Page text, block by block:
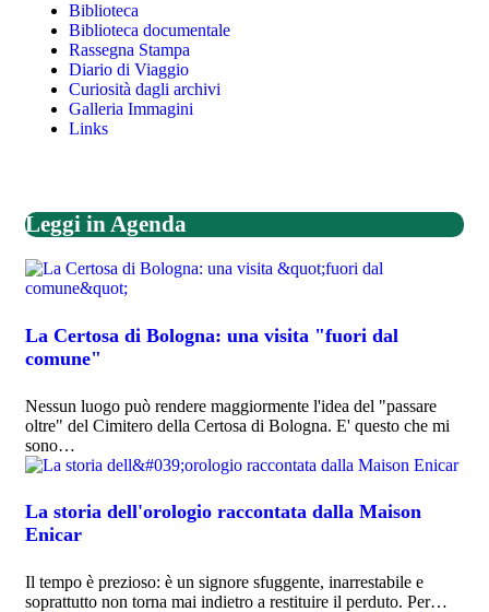
Biblioteca
Biblioteca documentale
Rassegna Stampa
Diario di Viaggio
Curiosità dagli archivi
Galleria Immagini
Links
Leggi in Agenda
La Certosa di Bologna: una visita "fuori dal
comune"
Nessun luogo può rendere maggiormente l'idea del "passare
oltre" del Cimitero della Certosa di Bologna. E' questo che mi
sono…
La storia dell'orologio raccontata dalla Maison
Enicar
Il tempo è prezioso: è un signore sfuggente, inarrestabile e
soprattutto non torna mai indietro a restituire il perduto. Per…